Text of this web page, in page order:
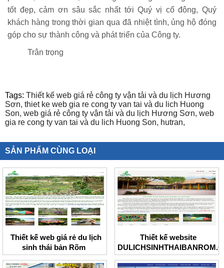
tốt đẹp, cảm ơn sâu sắc nhất tới Quý vị cổ đông, Quý
khách hàng trong thời gian qua đã nhiệt tình, ủng hộ đóng
góp cho sự thành công và phát triển của Công ty.
Trân trọng
Tags: Thiết kế web giá rẻ công ty vận tải và du lịch Hương
Sơn, thiet ke web gia re cong ty van tai và du lich Huong
Son, web giá rẻ công ty vận tải và du lịch Hương Sơn, web
gia re cong ty van tai và du lich Huong Son, hutran,
SẢN PHẨM CÙNG LOẠI
Thiết kế web giá rẻ du lịch
sinh thái bản Rõm
Thiết kế website